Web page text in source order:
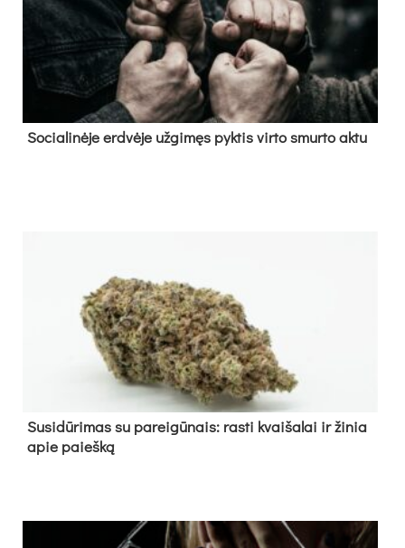
So­cia­li­nė­je erd­vė­je už­gi­męs pyk­tis vir­to smur­to ak­tu
Su­si­dū­ri­mas su pa­rei­gū­nais: ras­ti kvai­ša­lai ir ži­nia
apie paieš­ką